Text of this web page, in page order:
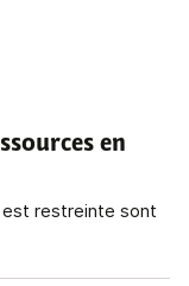
en
est restreinte sont